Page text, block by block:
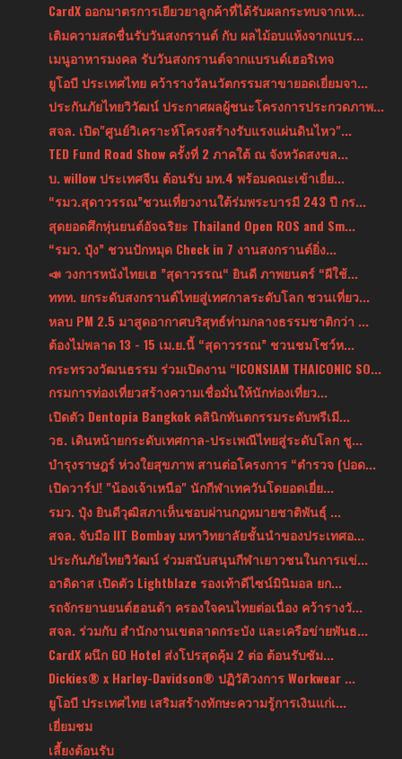
CardX ออกมาตรการเยียวยาลูกค้าที่ได้รับผลกระทบจากเห...
เติมความสดชื่นรับวันสงกรานต์ กับ ผลไม้อบแห้งจากแบร...
เมนูอาหารมงคล รับวันสงกรานต์จากแบรนด์เฮอริเทจ
ยูโอบี ประเทศไทย คว้ารางวัลนวัตกรรมสาขายอดเยี่ยมจา...
ประกันภัยไทยวิวัฒน์ ประกาศผลผู้ชนะโครงการประกวดภาพ...
สจล. เปิด"ศูนย์วิเคราะห์โครงสร้างรับแรงแผ่นดินไหว"...
TED Fund Road Show ครั้งที่ 2 ภาคใต้ ณ จังหวัดสงขล...
บ. willow ประเทศจีน ต้อนรับ มท.4 พร้อมคณะเข้าเยี่ย...
“รมว.สุดาวรรณ”ชวนเที่ยวงานใต้ร่มพระบารมี 243 ปี กร...
สุดยอดศึกหุ่นยนต์อัจฉริยะ Thailand Open ROS and Sm...
“รมว. ปุ๋ง” ชวนปักหมุด Check in 7 งานสงกรานต์ยิ่ง...
📣 วงการหนังไทยเฮ ”สุดาวรรณ“ ยินดี ภาพยนตร์ “ผีใช้...
ททท. ยกระดับสงกรานต์ไทยสู่เทศกาลระดับโลก ชวนเที่ยว...
หลบ PM 2.5 มาสูดอากาศบริสุทธ์ท่ามกลางธรรมชาติกว่า ...
ต้องไม่พลาด 13 - 15 เม.ย.นี้ “สุดาวรรณ” ชวนชมโชว์ห...
กระทรวงวัฒนธรรม ร่วมเปิดงาน “ICONSIAM THAICONIC SO...
กรมการท่องเที่ยวสร้างความเชื่อมั่นให้นักท่องเที่ยว...
เปิดตัว Dentopia Bangkok คลินิกทันตกรรมระดับพรีเมี...
วธ. เดินหน้ายกระดับเทศกาล-ประเพณีไทยสู่ระดับโลก ชู...
บำรุงราษฎร์ ห่วงใยสุขภาพ สานต่อโครงการ “ตำรวจ (ปอด...
เปิดวาร์ป! "น้องเจ้าเหนือ" นักกีฬาเทควันโดยอดเยี่ย...
รมว. ปุ๋ง ยินดีวุฒิสภาเห็นชอบผ่านกฎหมายชาติพันธุ์ ...
สจล. จับมือ IIT Bombay มหาวิทยาลัยชั้นนำของประเทศอ...
ประกันภัยไทยวิวัฒน์ ร่วมสนับสนุนกีฬาเยาวชนในการแข่...
อาดิดาส เปิดตัว Lightblaze รองเท้าดีไซน์มินิมอล ยก...
รถจักรยานยนต์ฮอนด้า ครองใจคนไทยต่อเนื่อง คว้ารางวั...
สจล. ร่วมกับ สำนักงานเขตลาดกระบัง และเครือข่ายพันธ...
CardX ผนึก GO Hotel ส่งโปรสุดคุ้ม 2 ต่อ ต้อนรับซัม...
Dickies® x Harley-Davidson® ปฏิวัติวงการ Workwear ...
ยูโอบี ประเทศไทย เสริมสร้างทักษะความรู้การเงินแก่เ...
เยี่ยมชม
เลี้ยงต้อนรับ